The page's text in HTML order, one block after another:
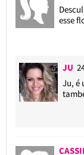
esse
JU
Ju, é